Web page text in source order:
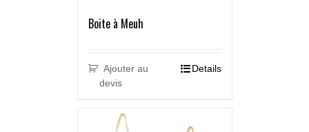
Boite à Meuh
Ajouter au
devis
Details